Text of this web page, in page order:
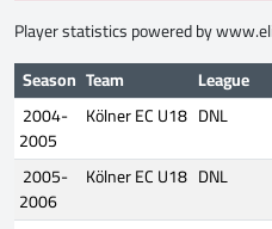
Player statistics powered by
Season Team League
2004-
2005
Kölner EC U18 DNL
2005-
2006
Kölner EC U18 DNL